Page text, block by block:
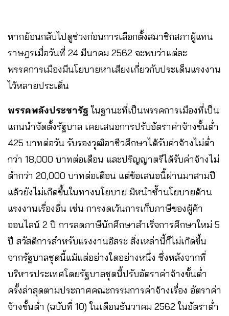
หากย้อนกลับไปดูช่วงก่อนการเลือกตั้งสมาชิกสภาผู้แทน
ราษฎรเมื่อวันที่ 24 มีนาคม 2562 จะพบว่าแต่ละ
พรรคการเมืองมีนโยบายหาเสียงเกี่ยวกับประเด็นแรงงาน
ไว้หลายประเด็น
พรรคพลังประชารัฐในฐานะที่เป็นพรรคการเมืองที่เป็น
แกนนำจัดตั้งรัฐบาล เคยเสนอการปรับอัตราค่าจ้างขั้นต่ำ
425 บาทต่อวัน รับรองวุฒิอาชีวศึกษาได้รับค่าจ้างไม่ต่ำ
กว่า 18,000 บาทต่อเดือน และปริญญาตรีได้รับค่าจ้างไม่
ต่ำกว่า 20,000 บาทต่อเดือน แต่ข้อเสนอนี้ผ่านมาสามปี
แล้วยังไม่เกิดขึ้นในทางนโยบาย มิหนำซ้ำนโยบายด้าน
แรงงานเรื่องอื่น เช่น การงดเว้นการเก็บภาษีของผู้ค้า
ออนไลน์ 2 ปี การลดภาษีนักศึกษาสำเร็จการศึกษาใหม่ 5
ปี สวัสดิการสำหรับแรงงานอิสระ สิ่งเหล่านี้ก็ไม่เกิดขึ้น
จากรัฐบาลชุดนี้แม้แต่อย่างใดอย่างหนึ่ง ซึ่งหลังจากที่
บริหารประเทศโดยรัฐบาลชุดนี้ปรับอัตราค่าจ้างขั้นต่ำ
ครั้งล่าสุดตามประกาศคณะกรรมการค่าจ้างเรื่อง อัตราค่า
จ้างขั้นต่ำ (ฉบับที่ 10) ในเดือนธันวาคม 2562 ในอัตราต่ำ